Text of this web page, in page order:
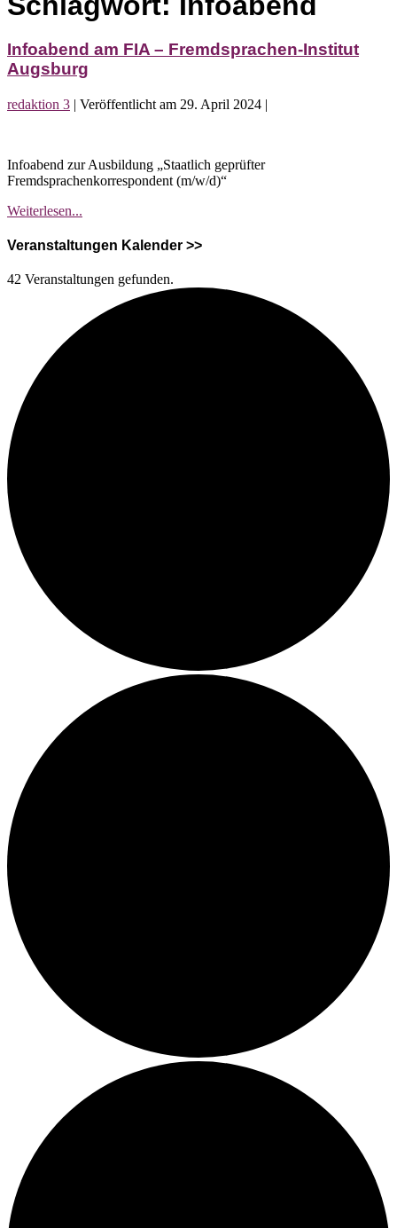
Infoabend am FIA – Fremdsprachen-Institut
Augsburg
redaktion 3 | Veröffentlicht am 29. April 2024 |
FIA
–
Institut
Infoabend zur Ausbildung „Staatlich geprüfter
Fremdsprachenkorrespondent (m/w/d)“
Weiterlesen...
FIA
Fremdsprachen-
Institut
Augsburg
Veranstaltungen Kalender >>
42 Veranstaltungen gefunden.